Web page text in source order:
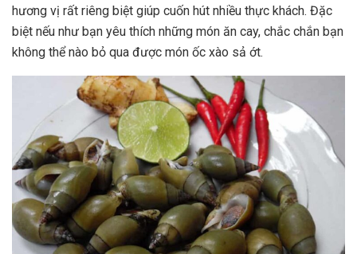
hương vị rất riêng biệt giúp cuốn hút nhiều thực khách. Đặc
biệt nếu như bạn yêu thích những món ăn cay, chắc chắn bạn
không thể nào bỏ qua được món ốc xào sả ớt.